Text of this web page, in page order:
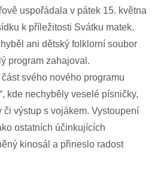
uspořádala v pátek 15. května
k příležitosti Svátku matek.
ani dětský folklorní soubor
program zahajoval.
svého nového programu
kde nechyběly veselé písničky,
či výstup s vojákem. Vystoupení
ostatních účinkujících
kinosál a přineslo radost